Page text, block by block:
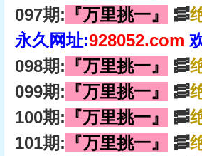
097期: 『万里挑一』 🥓
永久网址:928052.com
098期: 『万里挑一』 🥓
099期: 『万里挑一』 🥓
100期: 『万里挑一』 🥓
101期: 『万里挑一』 🥓